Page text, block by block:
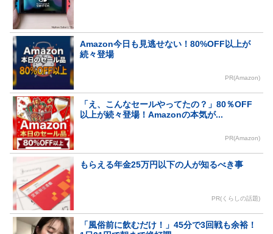
Amazon今日も見逃せない！80%OFF以上が
続々登場
PR(Amazon)
「え、こんなセールやってたの？」80％OFF
以上が続々登場！Amazonの本気が...
PR(Amazon)
もらえる年金25万円以下の人が知るべき事
PR(くらしの話題)
「風俗前に飲むだけ！」45分で3回戦も余裕！